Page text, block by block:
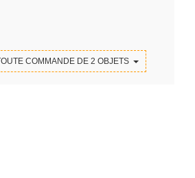
COMMANDE DE 2 OBJETS